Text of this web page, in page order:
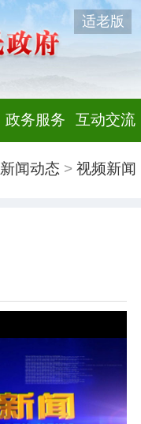
适老版
政务服务 互动交流
新闻动态 > 视频新闻